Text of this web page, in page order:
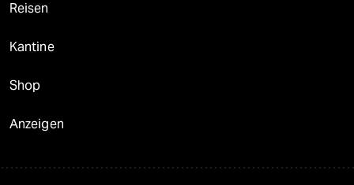
Reisen
Kantine
Shop
Anzeigen